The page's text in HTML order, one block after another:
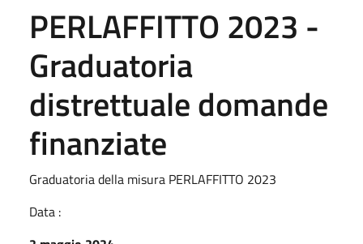
PERLAFFITTO 2023 -
Graduatoria
distrettuale domande
finanziate
Graduatoria della misura PERLAFFITTO 2023
Data :